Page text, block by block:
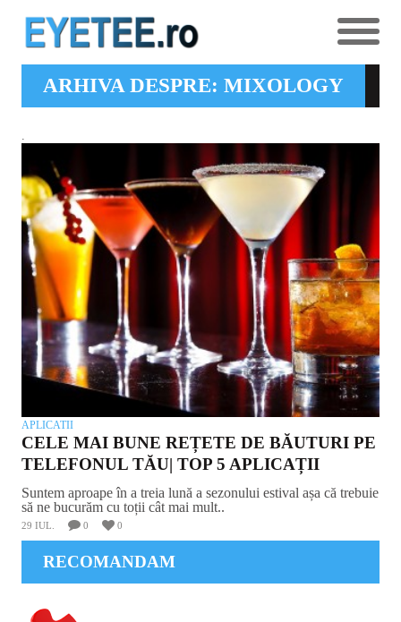
ARHIVA DESPRE: MIXOLOGY
APLICATII
CELE MAI BUNE REȚETE DE BĂUTURI PE
TELEFONUL TĂU| TOP 5 APLICAȚII
Suntem aproape în a treia lună a sezonului estival așa că trebuie
să ne bucurăm cu toții cât mai mult..
29 IUL. 0 0
RECOMANDAM